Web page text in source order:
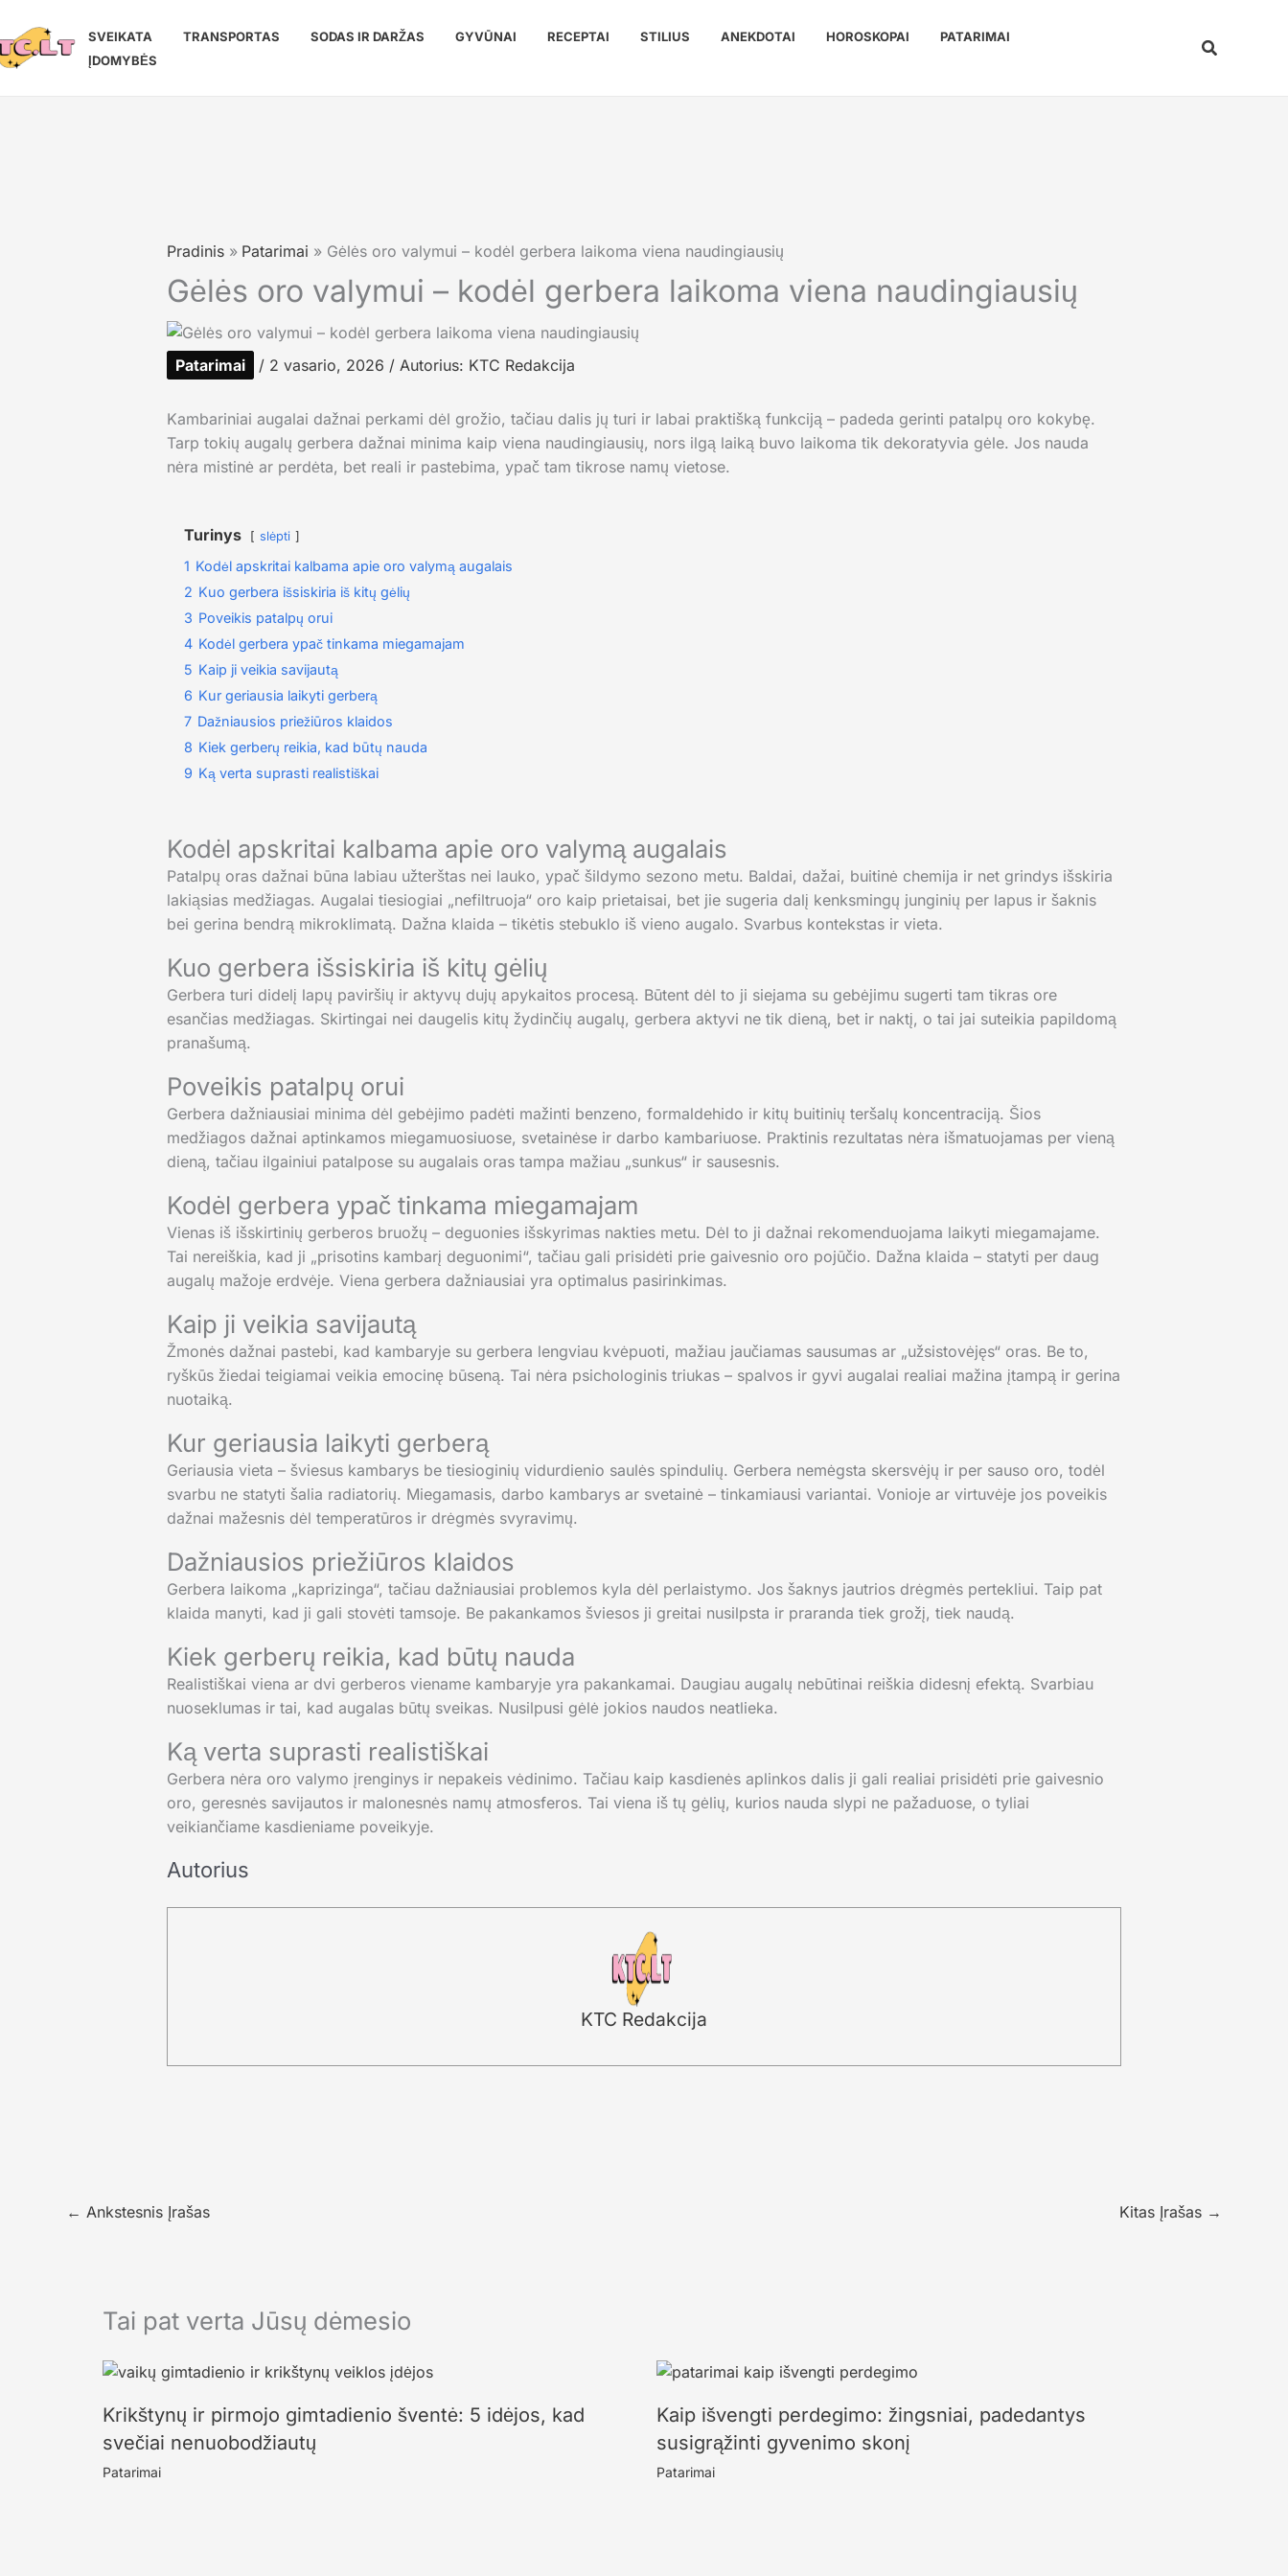
prie
turinio
SVEIKATA TRANSPORTAS SODAS IR DARŽAS GYVŪNAI RECEPTAI STILIUS ANEKDOTAI HOROSKOPAI
PATARIMAI
ĮDOMYBĖS
Paieška
Pradinis Patarimai Gėlės oro valymui – kodėl gerbera laikoma viena naudingiausių
Gėlės oro valymui – kodėl gerbera laikoma viena naudingiausių
Patarimai / 2 vasario, 2026 / Autorius: KTC Redakcija
Kambariniai augalai dažnai perkami dėl grožio, tačiau dalis jų turi ir labai praktišką funkciją – padeda gerinti patalpų oro kokybę.
Tarp tokių augalų gerbera dažnai minima kaip viena naudingiausių, nors ilgą laiką buvo laikoma tik dekoratyvia gėle. Jos nauda
nėra mistinė ar perdėta, bet reali ir pastebima, ypač tam tikrose namų vietose.
Turinys slėpti
1 Kodėl apskritai kalbama apie oro valymą augalais
2 Kuo gerbera išsiskiria iš kitų gėlių
3 Poveikis patalpų orui
4 Kodėl gerbera ypač tinkama miegamajam
5 Kaip ji veikia savijautą
6 Kur geriausia laikyti gerberą
7 Dažniausios priežiūros klaidos
8 Kiek gerberų reikia, kad būtų nauda
9 Ką verta suprasti realistiškai
Kodėl apskritai kalbama apie oro valymą augalais
Patalpų oras dažnai būna labiau užterštas nei lauko, ypač šildymo sezono metu. Baldai, dažai, buitinė chemija ir net grindys išskiria
lakiąsias medžiagas. Augalai tiesiogiai „nefiltruoja“ oro kaip prietaisai, bet jie sugeria dalį kenksmingų junginių per lapus ir šaknis
bei gerina bendrą mikroklimatą. Dažna klaida – tikėtis stebuklo iš vieno augalo. Svarbus kontekstas ir vieta.
Kuo gerbera išsiskiria iš kitų gėlių
Gerbera turi didelį lapų paviršių ir aktyvų dujų apykaitos procesą. Būtent dėl to ji siejama su gebėjimu sugerti tam tikras ore
esančias medžiagas. Skirtingai nei daugelis kitų žydinčių augalų, gerbera aktyvi ne tik dieną, bet ir naktį, o tai jai suteikia papildomą
pranašumą.
Poveikis patalpų orui
Gerbera dažniausiai minima dėl gebėjimo padėti mažinti benzeno, formaldehido ir kitų buitinių teršalų koncentraciją. Šios
medžiagos dažnai aptinkamos miegamuosiuose, svetainėse ir darbo kambariuose. Praktinis rezultatas nėra išmatuojamas per vieną
dieną, tačiau ilgainiui patalpose su augalais oras tampa mažiau „sunkus“ ir sausesnis.
Kodėl gerbera ypač tinkama miegamajam
Vienas iš išskirtinių gerberos bruožų – deguonies išskyrimas nakties metu. Dėl to ji dažnai rekomenduojama laikyti miegamajame.
Tai nereiškia, kad ji „prisotins kambarį deguonimi“, tačiau gali prisidėti prie gaivesnio oro pojūčio. Dažna klaida – statyti per daug
augalų mažoje erdvėje. Viena gerbera dažniausiai yra optimalus pasirinkimas.
Kaip ji veikia savijautą
Žmonės dažnai pastebi, kad kambaryje su gerbera lengviau kvėpuoti, mažiau jaučiamas sausumas ar „užsistovėjęs“ oras. Be to,
ryškūs žiedai teigiamai veikia emocinę būseną. Tai nėra psichologinis triukas – spalvos ir gyvi augalai realiai mažina įtampą ir gerina
nuotaiką.
Kur geriausia laikyti gerberą
Geriausia vieta – šviesus kambarys be tiesioginių vidurdienio saulės spindulių. Gerbera nemėgsta skersvėjų ir per sauso oro, todėl
svarbu ne statyti šalia radiatorių. Miegamasis, darbo kambarys ar svetainė – tinkamiausi variantai. Vonioje ar virtuvėje jos poveikis
dažnai mažesnis dėl temperatūros ir drėgmės svyravimų.
Dažniausios priežiūros klaidos
Gerbera laikoma „kaprizinga“, tačiau dažniausiai problemos kyla dėl perlaistymo. Jos šaknys jautrios drėgmės pertekliui. Taip pat
klaida manyti, kad ji gali stovėti tamsoje. Be pakankamos šviesos ji greitai nusilpsta ir praranda tiek grožį, tiek naudą.
Kiek gerberų reikia, kad būtų nauda
Realistiškai viena ar dvi gerberos viename kambaryje yra pakankamai. Daugiau augalų nebūtinai reiškia didesnį efektą. Svarbiau
nuoseklumas ir tai, kad augalas būtų sveikas. Nusilpusi gėlė jokios naudos neatlieka.
Ką verta suprasti realistiškai
Gerbera nėra oro valymo įrenginys ir nepakeis vėdinimo. Tačiau kaip kasdienės aplinkos dalis ji gali realiai prisidėti prie gaivesnio
oro, geresnės savijautos ir malonesnės namų atmosferos. Tai viena iš tų gėlių, kurios nauda slypi ne pažaduose, o tyliai
veikiančiame kasdieniame poveikyje.
Autorius
KTC Redakcija
← Ankstesnis Įrašas Kitas Įrašas →
Tai pat verta Jūsų dėmesio
Krikštynų ir pirmojo gimtadienio šventė: 5 idėjos, kad
svečiai nenuobodžiautų
Patarimai
Kaip išvengti perdegimo: žingsniai, padedantys
susigrąžinti gyvenimo skonį
Patarimai